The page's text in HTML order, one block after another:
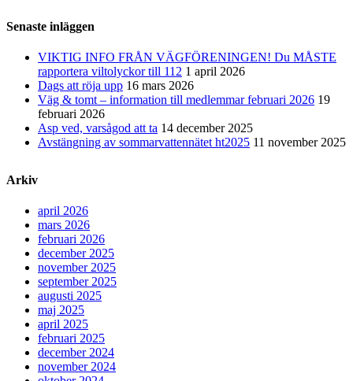
Senaste inläggen
VIKTIG INFO FRÅN VÄGFÖRENINGEN! Du MÅSTE
rapportera viltolyckor till 112 1 april 2026
Dags att röja upp 16 mars 2026
Väg & tomt – information till medlemmar februari 2026 19
februari 2026
Asp ved, varsågod att ta 14 december 2025
Avstängning av sommarvattennätet ht2025 11 november 2025
Arkiv
april 2026
mars 2026
februari 2026
december 2025
november 2025
september 2025
augusti 2025
maj 2025
april 2025
februari 2025
december 2024
november 2024